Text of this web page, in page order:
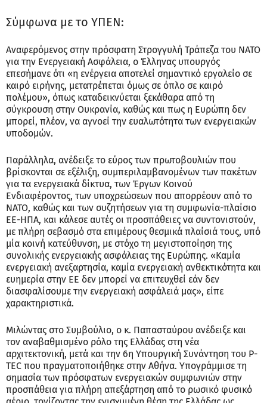
Σύμφωνα με το ΥΠΕΝ:
Αναφερόμενος στην πρόσφατη Στρογγυλή Τράπεζα του ΝΑΤΟ
για την Ενεργειακή Ασφάλεια, ο Έλληνας υπουργός
επεσήμανε ότι «η ενέργεια αποτελεί σημαντικό εργαλείο σε
καιρό ειρήνης, μετατρέπεται όμως σε όπλο σε καιρό
πολέμου», όπως καταδεικνύεται ξεκάθαρα από τη
σύγκρουση στην Ουκρανία, καθώς και πως η Ευρώπη δεν
μπορεί, πλέον, να αγνοεί την ευαλωτότητα των ενεργειακών
υποδομών.
Παράλληλα, ανέδειξε το εύρος των πρωτοβουλιών που
βρίσκονται σε εξέλιξη, συμπεριλαμβανομένων των πακέτων
για τα ενεργειακά δίκτυα, των Έργων Κοινού
Ενδιαφέροντος, των υποχρεώσεων που απορρέουν από το
ΝΑΤΟ, καθώς και των συζητήσεων για τη συμφωνία-πλαίσιο
ΕΕ-ΗΠΑ, και κάλεσε αυτές οι προσπάθειες να συντονιστούν,
με πλήρη σεβασμό στα επιμέρους θεσμικά πλαίσιά τους, υπό
μία κοινή κατεύθυνση, με στόχο τη μεγιστοποίηση της
συνολικής ενεργειακής ασφάλειας της Ευρώπης. «Καμία
ενεργειακή ανεξαρτησία, καμία ενεργειακή ανθεκτικότητα και
ευημερία στην ΕΕ δεν μπορεί να επιτευχθεί εάν δεν
διασφαλίσουμε την ενεργειακή ασφάλειά μας», είπε
χαρακτηριστικά.
Μιλώντας στο Συμβούλιο, ο κ. Παπασταύρου ανέδειξε και
τον αναβαθμισμένο ρόλο της Ελλάδας στη νέα
αρχιτεκτονική, μετά και την 6η Υπουργική Συνάντηση του P-
TEC που πραγματοποιήθηκε στην Αθήνα. Υπογράμμισε τη
σημασία των πρόσφατων ενεργειακών συμφωνιών στην
προσπάθεια για πλήρη απεξάρτηση από το ρωσικό φυσικό